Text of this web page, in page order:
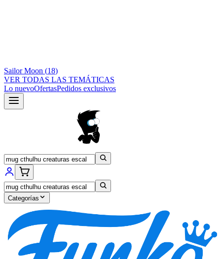
Sailor Moon (18)
VER TODAS LAS TEMÁTICAS
Lo nuevoOfertasPedidos exclusivos
Categorías